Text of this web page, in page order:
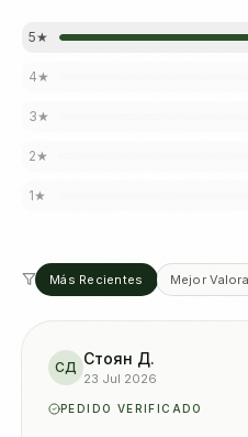
5★
4★
3★
2★
1★
Más Recientes Mejor
СД Стоян Д.
23 Jul 2026
PEDIDO VERIFICADO